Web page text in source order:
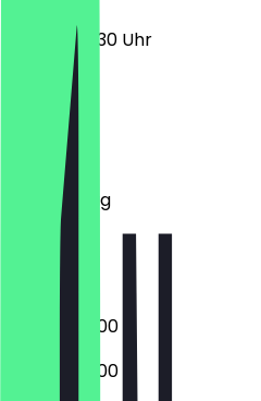
09:00 - 03:30 Uhr
Montag
Dienstag
Mittwoch
Donnerstag
Freitag
Samstag
09:00 - 02:00
09:00 - 02:00